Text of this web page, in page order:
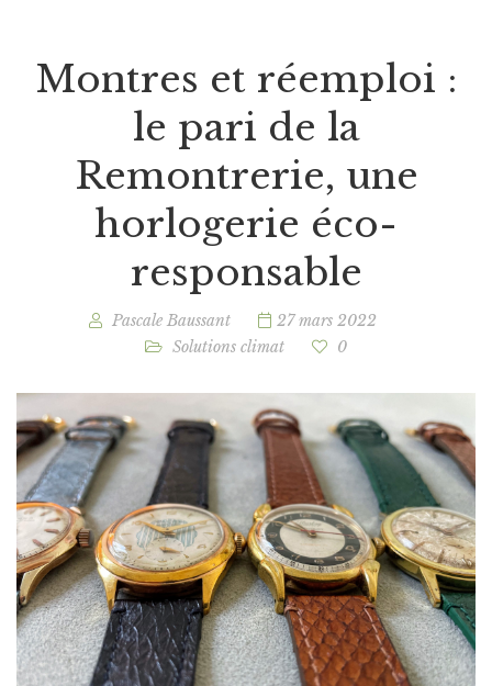
Montres et réemploi :
le pari de la
Remontrerie, une
horlogerie éco-
responsable
Pascale Baussant
27 mars 2022
Solutions climat
0